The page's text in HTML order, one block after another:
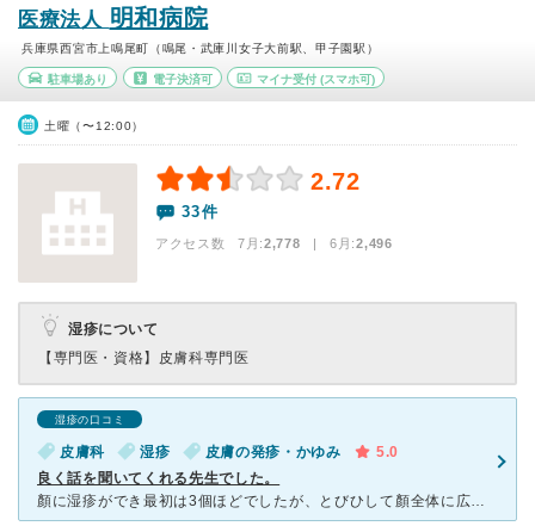
医療法人 明和病院
兵庫県西宮市上鳴尾町（鳴尾・武庫川女子大前駅、甲子園駅）
駐車場あり 電子決済可 マイナ受付 (スマホ可)
土曜（〜12:00）
2.72
33件
アクセス数 7月:2,778 | 6月:2,496
湿疹について
【専門医・資格】 皮膚科専門医
湿疹の口コミ
皮膚科 湿疹 皮膚の発疹・かゆみ
5.0
良く話を聞いてくれる先生でした。
顏に湿疹ができ最初は3個ほどでしたが、とびひして顏全体に広がってしまい・・・5件ほど皮膚科を受診しましたが全く治らず、だんだん強いステロイドを出され・・それでも悪化しつづけ精神的にも肉体的のもつらい時